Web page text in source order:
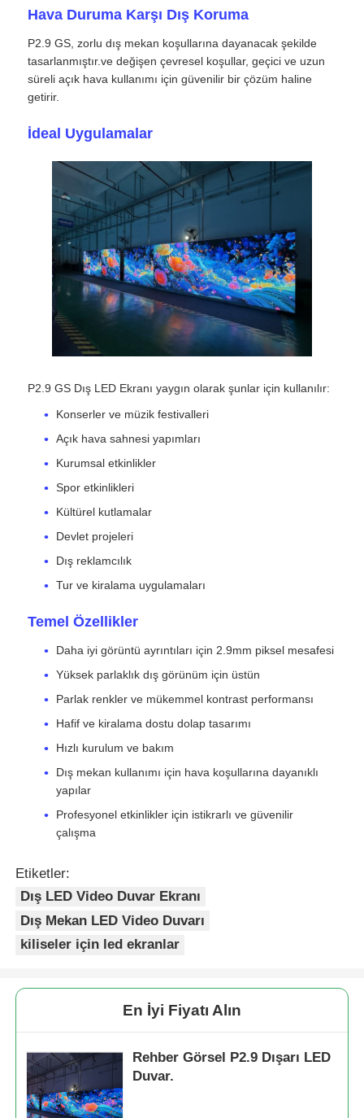
Bir İndirim İste
LED Video Duvar Ekranı
LED ekran ekranı
konser led ekranı
Sahne LED ekran kiralama
Cob LED video duvarı
Şeffaf LED ekran
Dış LED Ekran Tablosu
Dış mekan led reklam panosu
Hava Duruma Karşı Dış Koruma
P2.9 GS, zorlu dış mekan koşullarına dayanacak şekilde
tasarlanmıştır.ve değişen çevresel koşullar, geçici ve uzun
süreli açık hava kullanımı için güvenilir bir çözüm haline
getirir.
İdeal Uygulamalar
P2.9 GS Dış LED Ekranı yaygın olarak şunlar için kullanılır:
Konserler ve müzik festivalleri
Açık hava sahnesi yapımları
Kurumsal etkinlikler
Spor etkinlikleri
Kültürel kutlamalar
Devlet projeleri
Dış reklamcılık
Tur ve kiralama uygulamaları
Temel Özellikler
Daha iyi görüntü ayrıntıları için 2.9mm piksel mesafesi
Yüksek parlaklık dış görünüm için üstün
Parlak renkler ve mükemmel kontrast performansı
Hafif ve kiralama dostu dolap tasarımı
Hızlı kurulum ve bakım
Dış mekan kullanımı için hava koşullarına dayanıklı
yapılar
Profesyonel etkinlikler için istikrarlı ve güvenilir
çalışma
Etiketler:
Dış LED Video Duvar Ekranı
Dış Mekan LED Video Duvarı
kiliseler için led ekranlar
En İyi Fiyatı Alın
Rehber Görsel P2.9 Dışarı LED
Duvar.